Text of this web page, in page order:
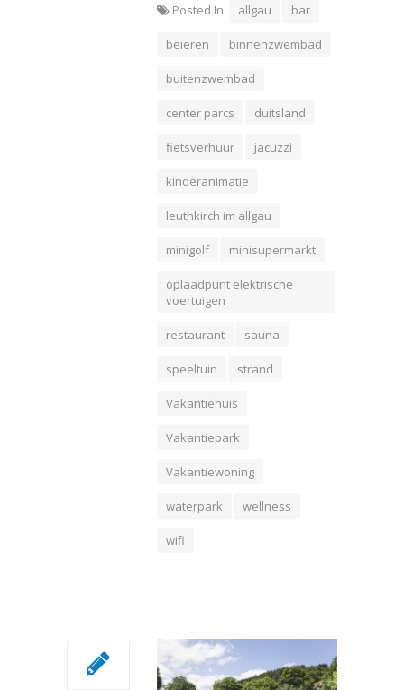
Posted In: allgau bar
beieren binnenzwembad
buitenzwembad
center parcs duitsland
fietsverhuur jacuzzi
kinderanimatie
leuthkirch im allgau
minigolf minisupermarkt
oplaadpunt elektrische
voertuigen
restaurant sauna
speeltuin strand
Vakantiehuis
Vakantiepark
Vakantiewoning
waterpark wellness
wifi